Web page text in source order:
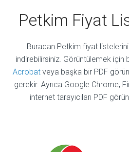
Petkim Fiyat
Buradan Petkim fiyat
indirebilirsiniz. Görüntülemek için
Acrobatveya başka bir PDF
gerekir. Ayrıca Google Chrome,
internet tarayıcıları PDF